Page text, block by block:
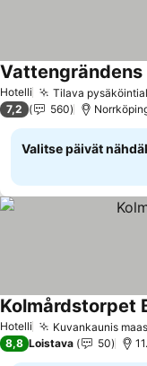
Hotelli Tilava
Vattengrändens
7,2 560
Valitse päivät
Hotelli Kuvankaunis
Kolmårdstorpet
8,8 Loistava 50